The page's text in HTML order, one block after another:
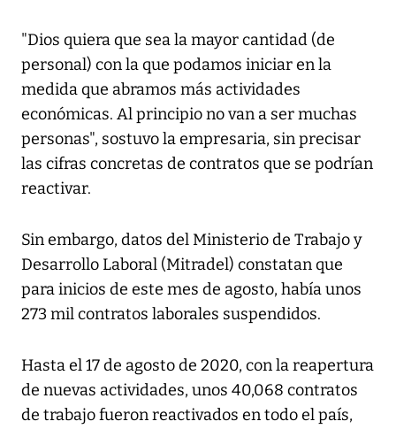
"Dios quiera que sea la mayor cantidad (de
personal) con la que podamos iniciar en la
medida que abramos más actividades
económicas. Al principio no van a ser muchas
personas", sostuvo la empresaria, sin precisar
las cifras concretas de contratos que se podrían
reactivar.
Sin embargo, datos del Ministerio de Trabajo y
Desarrollo Laboral (Mitradel) constatan que
para inicios de este mes de agosto, había unos
273 mil contratos laborales suspendidos.
Hasta el 17 de agosto de 2020, con la reapertura
de nuevas actividades, unos 40,068 contratos
de trabajo fueron reactivados en todo el país,